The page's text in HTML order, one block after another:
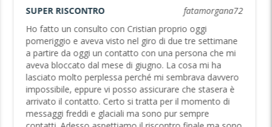
SUPER RISCONTRO
fatamorgana72
Ho fatto un consulto con Cristian proprio oggi
pomeriggio e aveva visto nel giro di due tre settimane
a partire da oggi un contatto con una persona che mi
aveva bloccato dal mese di giugno. La cosa mi ha
lasciato molto perplessa perché mi sembrava davvero
impossibile, eppure vi posso assicurare che stasera è
arrivato il contatto. Certo si tratta per il momento di
messaggi freddi e glaciali ma sono pur sempre